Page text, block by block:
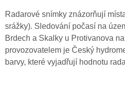
Radarové snímky znázorňují
srážky). Sledování počasí na
Brdech a Skalky u Protivanova
provozovatelem je Český
barvy, které vyjadřují hodnotu